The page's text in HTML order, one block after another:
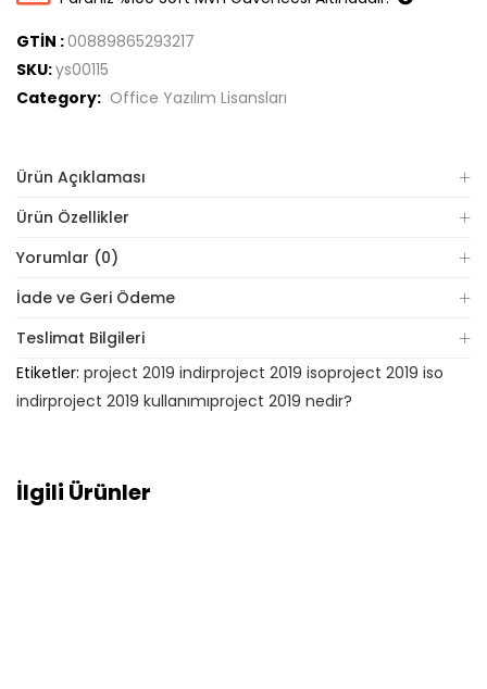
GTİN :00889865293217
SKU:ys00115
Category: Office Yazılım Lisansları
Ürün Açıklaması
Ürün Özellikler
Yorumlar (0)
İade ve Geri Ödeme
Teslimat Bilgileri
Etiketler: project 2019 indirproject 2019 isoproject 2019 iso
indirproject 2019 kullanımıproject 2019 nedir?
İlgili Ürünler